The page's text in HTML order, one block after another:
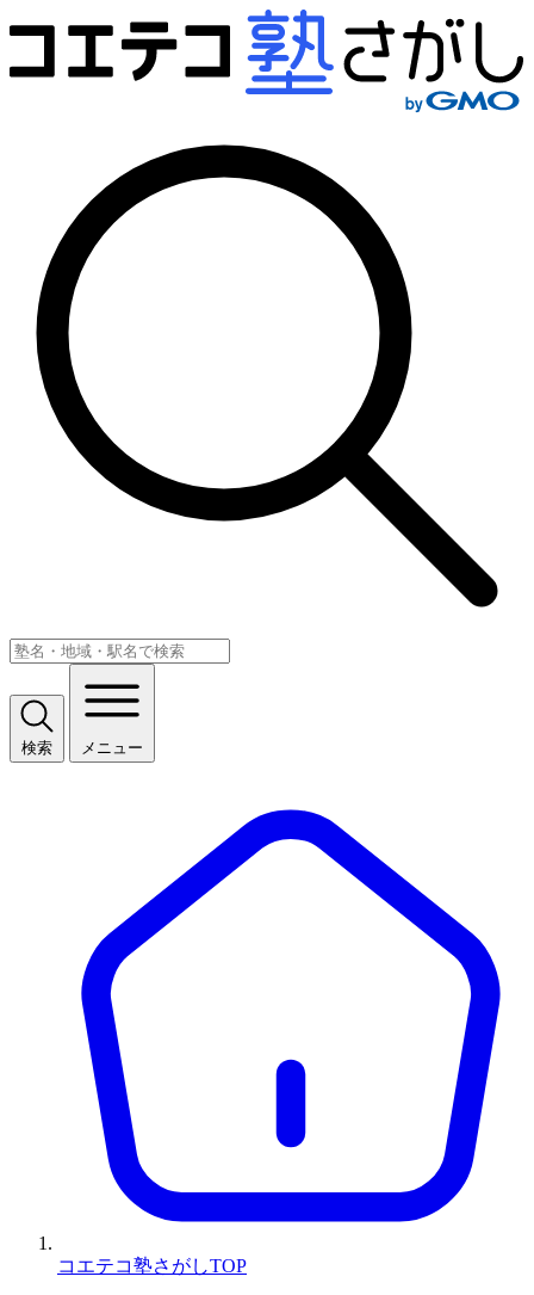
検索 メニュー
コエテコ塾さがしTOP